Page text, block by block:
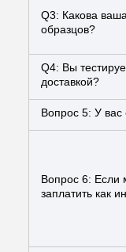
Q3: Какова
образцов?
Q4: Вы
доставкой?
Вопрос 5: У вас
Вопрос 6: Если
заплатить как